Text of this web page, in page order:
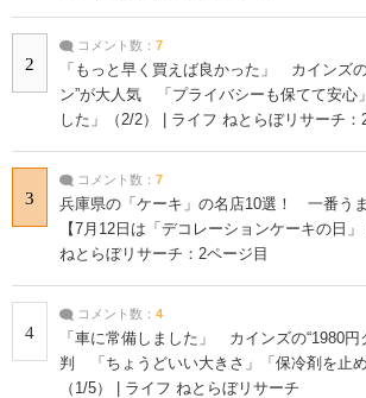
2
コメント数： 7
「もっと早く買えば良かった」 カインズ
ン”が大人気 「プライバシーも保てて安心
した」（2/2） | ライフ ねとらぼリサーチ：
3
コメント数： 7
兵庫県の「ケーキ」の名店10選！ 一番う
【7月12日は「デコレーションケーキの日
ねとらぼリサーチ：2ページ目
4
コメント数： 4
「車に常備しました」 カインズの“1980円
判 「ちょうどいい大きさ」「保冷剤を止め
（1/5） | ライフ ねとらぼリサーチ